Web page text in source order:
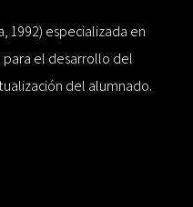
1992) especializada en
el desarrollo del
del alumnado.